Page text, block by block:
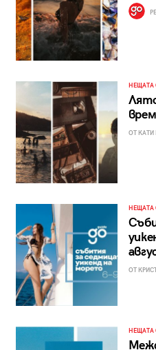
НЕЩАТА
ОТ
НЕЩАТА
ОТ
НЕЩАТА